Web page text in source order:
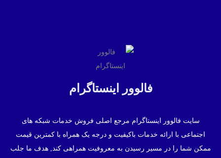
فالوور اینستاگرام
سایت فالوور اینستاگرام مرجع اصلی فروش خدمات شبکه های
اجتماعی با ارائه خدمات باکیفیت و درجه یک همراه با کمترین قیمت
ممکن شما را در مسیر رسیدن به معروفیت همراهی کند, هدف ما جلب